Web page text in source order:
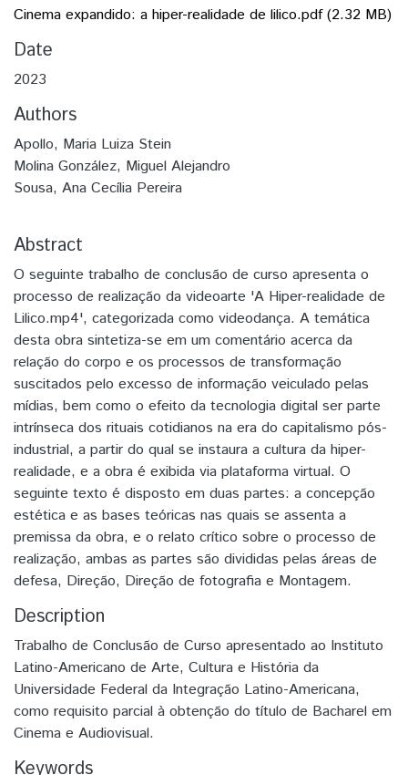
Cinema expandido: a hiper-realidade de lilico.pdf(2.32 MB)
Date
2023
Authors
Apollo, Maria Luiza Stein
Molina González, Miguel Alejandro
Sousa, Ana Cecília Pereira
Abstract
O seguinte trabalho de conclusão de curso apresenta o
processo de realização da videoarte 'A Hiper-realidade de
Lilico.mp4', categorizada como videodança. A temática
desta obra sintetiza-se em um comentário acerca da
relação do corpo e os processos de transformação
suscitados pelo excesso de informação veiculado pelas
mídias, bem como o efeito da tecnologia digital ser parte
intrínseca dos rituais cotidianos na era do capitalismo pós-
industrial, a partir do qual se instaura a cultura da hiper-
realidade, e a obra é exibida via plataforma virtual. O
seguinte texto é disposto em duas partes: a concepção
estética e as bases teóricas nas quais se assenta a
premissa da obra, e o relato crítico sobre o processo de
realização, ambas as partes são divididas pelas áreas de
defesa, Direção, Direção de fotografia e Montagem.
Description
Trabalho de Conclusão de Curso apresentado ao Instituto
Latino-Americano de Arte, Cultura e História da
Universidade Federal da Integração Latino-Americana,
como requisito parcial à obtenção do título de Bacharel em
Cinema e Audiovisual.
Keywords